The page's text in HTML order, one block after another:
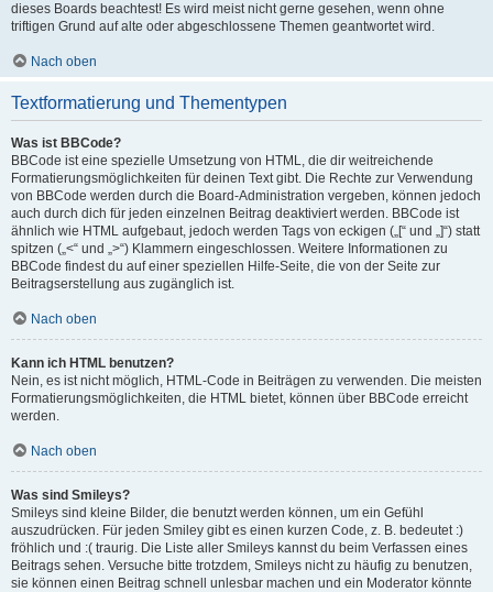
dieses Boards beachtest! Es wird meist nicht gerne gesehen, wenn ohne
triftigen Grund auf alte oder abgeschlossene Themen geantwortet wird.
Nach oben
Textformatierung und Thementypen
Was ist BBCode?
BBCode ist eine spezielle Umsetzung von HTML, die dir weitreichende
Formatierungsmöglichkeiten für deinen Text gibt. Die Rechte zur Verwendung
von BBCode werden durch die Board-Administration vergeben, können jedoch
auch durch dich für jeden einzelnen Beitrag deaktiviert werden. BBCode ist
ähnlich wie HTML aufgebaut, jedoch werden Tags von eckigen („[“ und „]“) statt
spitzen („<“ und „>“) Klammern eingeschlossen. Weitere Informationen zu
BBCode findest du auf einer speziellen Hilfe-Seite, die von der Seite zur
Beitragserstellung aus zugänglich ist.
Nach oben
Kann ich HTML benutzen?
Nein, es ist nicht möglich, HTML-Code in Beiträgen zu verwenden. Die meisten
Formatierungsmöglichkeiten, die HTML bietet, können über BBCode erreicht
werden.
Nach oben
Was sind Smileys?
Smileys sind kleine Bilder, die benutzt werden können, um ein Gefühl
auszudrücken. Für jeden Smiley gibt es einen kurzen Code, z. B. bedeutet :)
fröhlich und :( traurig. Die Liste aller Smileys kannst du beim Verfassen eines
Beitrags sehen. Versuche bitte trotzdem, Smileys nicht zu häufig zu benutzen,
sie können einen Beitrag schnell unlesbar machen und ein Moderator könnte